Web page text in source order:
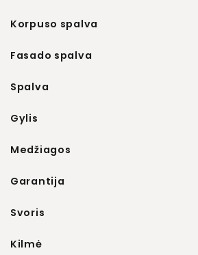
Korpuso spalva
Fasado spalva
Spalva
Gylis
Medžiagos
Garantija
Svoris
Kilmė